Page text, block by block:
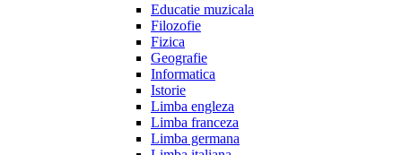
Educatie muzicala
Filozofie
Fizica
Geografie
Informatica
Istorie
Limba engleza
Limba franceza
Limba germana